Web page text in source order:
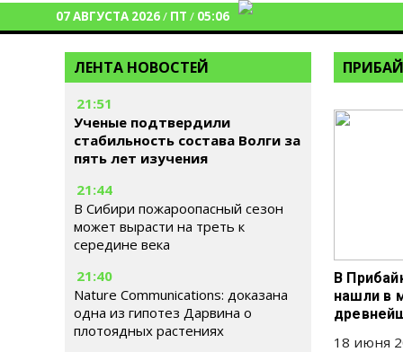
07 АВГУСТА 2026/ ПТ / 05:06
ЛЕНТА НОВОСТЕЙ
21:51
Ученые подтвердили
стабильность состава Волги за
пять лет изучения
21:44
В Сибири пожароопасный сезон
может вырасти на треть к
середине века
21:40
Nature Communications: доказана
одна из гипотез Дарвина о
плотоядных растениях
В
нашли в
18 июня